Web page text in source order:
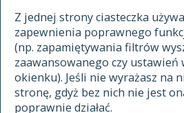
Z jednej strony ciasteczka
zapewnienia poprawnego
(np. zapamiętywania filtrów
zaawansowanego czy ustawień
okienku). Jeśli nie wyrażasz na
stronę, gdyż bez nich nie jest
poprawnie działać.
autorzy tekstów źródłowych
zasady opracowania
statystyki
najnowsze hasła
ostatnio zmodyfikowane hasła
XVII I XVIII
znajdź
zaczynające się od